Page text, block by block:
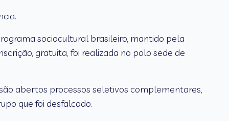
sociocultural brasileiro, mantido pela
gratuita, foi realizada no polo sede de
abertos processos seletivos complementares,
que foi desfalcado.